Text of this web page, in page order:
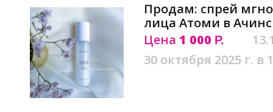
Продам: спрей
лица Атоми в
Цена 1 000 Р.
30 октября 2025 г. в